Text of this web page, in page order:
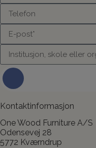
Kontaktinformasjon
One Wood Furniture A/S
Odensevej 28
5772 Kværndrup